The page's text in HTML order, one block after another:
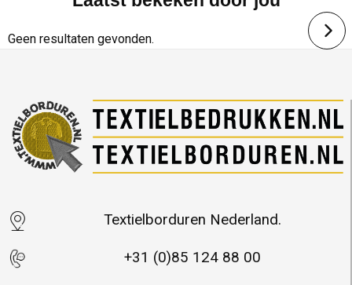
Minimale afname: 25
Geen resultaten gevonden.
Textielborduren Nederland.
+31 (0)85 124 88 00